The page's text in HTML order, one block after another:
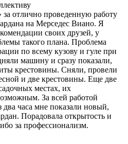
отлично проведенную работу
на Мерседес Виано. Я
своих друзей, у
такого плана. Проблема
по всему кузову и гуле при
машину и сразу показали,
крестовины. Сняли, провели
и две крестовины. Еще две
местах, их
За всей работой
два часа мне показали новый,
Порадовала открытость и
за профессионализм.